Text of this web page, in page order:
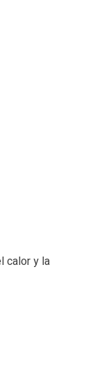
calor y la